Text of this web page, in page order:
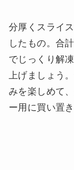
分厚くスライ
したもの。合
でじっくり解
上げましょう
みを楽しめて
ー用に買い置